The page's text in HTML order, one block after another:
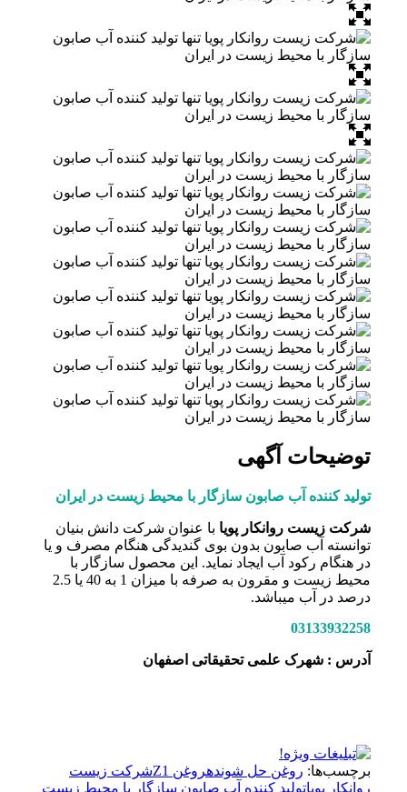
توضیحات آگهی
تولید کننده آب صابون سازگار با محیط زیست در ایران
شرکت زیست روانکار پویابا عنوان شرکت دانش بنیان
توانسته آب صابون بدون بوی گندیدگی هنگام مصرف و یا
در هنگام رکود آب ایجاد نماید. این محصول سازگار با
محیط زیست و مقرون به صرفه با میزان 1 به 40 یا 2.5
درصد در آب میباشد.
03133932258
آدرس : شهرک علمی تحقیقاتی اصفهان
برچسب‌ها:روغن حل شوندهروغن Z1
شرکت زیست
روانکار پویاتولید کننده آب صابون سازگار با محیط زیست